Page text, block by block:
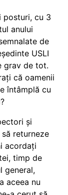
posturi, cu 3
anului
de
USLI
grav de tot.
că oamenii
întâmplă cu
și
returneze
acordați
timp de
general,
aceea nu